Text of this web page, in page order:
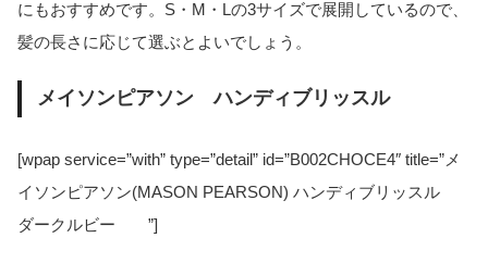
にもおすすめです。S・M・Lの3サイズで展開しているので、
髪の長さに応じて選ぶとよいでしょう。
メイソンピアソン ハンディブリッスル
[wpap service=”with” type=”detail” id=”B002CHOCE4″ title=”メ
イソンピアソン(MASON PEARSON) ハンディブリッスル
ダークルビー ”]